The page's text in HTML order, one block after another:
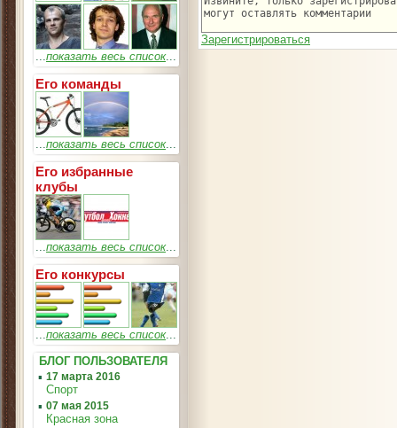
...показать весь список...
Его команды
...показать весь список...
Его избранные
клубы
...показать весь список...
Его конкурсы
...показать весь список...
БЛОГ ПОЛЬЗОВАТЕЛЯ
▪ 17 марта 2016
Спорт
▪ 07 мая 2015
Красная зона
Зарегистрироваться